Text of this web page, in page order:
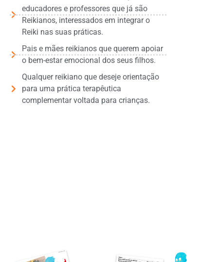
educadores e professores que já são
Reikianos, interessados em integrar o
Reiki nas suas práticas.
Pais e mães reikianos que querem apoiar
o bem-estar emocional dos seus filhos.
Qualquer reikiano que deseje orientação
para uma prática terapêutica
complementar voltada para crianças.